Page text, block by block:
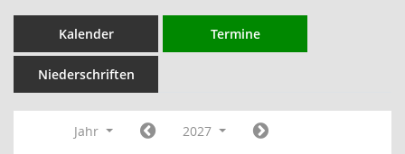
Kalender Termine
Niederschriften
Jahr
2027